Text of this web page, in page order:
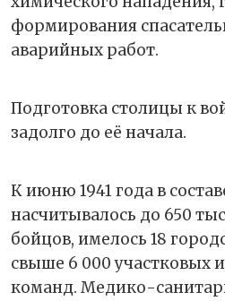
формирования
аварийных работ.
Подготовка столицы к
задолго до её начала.
К июню 1941 года в
насчитывалось до 650
бойцов, имелось 18
свыше 6 000 участковых
команд. Медико-